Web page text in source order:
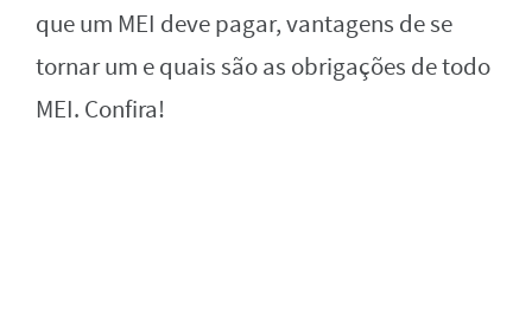
que um MEI deve pagar, vantagens de se
tornar um e quais são as obrigações de todo
MEI. Confira!